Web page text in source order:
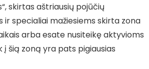
skirtas aštriausių pojūčių
ir specialiai mažiesiems skirta zona
arba esate nusiteikę aktyvioms
šią zoną yra pats pigiausias